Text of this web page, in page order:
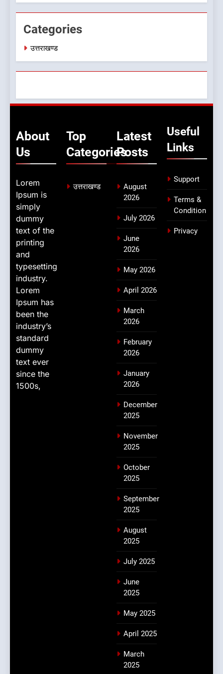
को लेकर क्या बोले गोदियाल
उत्तराखण्ड
Categories
उत्तराखण्ड
About
Us
Lorem
Ipsum is
simply
dummy
text of the
printing
and
typesetting
industry.
Lorem
Ipsum has
been the
industry’s
standard
dummy
text ever
since the
1500s,
Top
Categories
उत्तराखण्ड
Latest
Posts
August
2026
July 2026
June
2026
May 2026
April 2026
March
2026
February
2026
January
2026
December
2025
November
2025
October
2025
September
2025
August
2025
July 2025
June
2025
May 2025
April 2025
March
2025
Useful
Links
Support
Terms &
Condition
Privacy